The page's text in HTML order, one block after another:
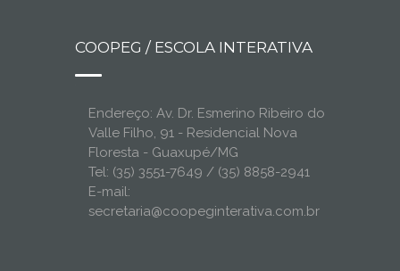
COOPEG / ESCOLA INTERATIVA
Endereço: Av. Dr. Esmerino Ribeiro do
Valle Filho, 91 - Residencial Nova
Floresta - Guaxupé/MG
Tel: (35) 3551-7649 / (35) 8858-2941
E-mail:
secretaria@coopeginterativa.com.br